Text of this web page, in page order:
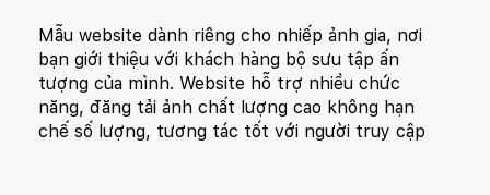
Mẫu website dành riêng cho nhiếp ảnh gia, nơi
bạn giới thiệu với khách hàng bộ sưu tập ấn
tượng của mình. Website hỗ trợ nhiều chức
năng, đăng tải ảnh chất lượng cao không hạn
chế số lượng, tương tác tốt với người truy cập